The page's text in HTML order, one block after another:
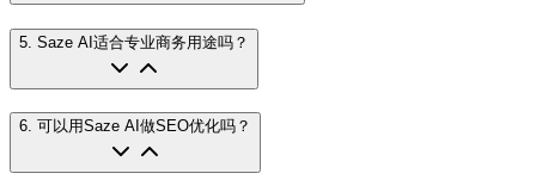
5 Saze AI适合专业商务用途吗？
6. 可以用Saze AI做SEO优化吗？